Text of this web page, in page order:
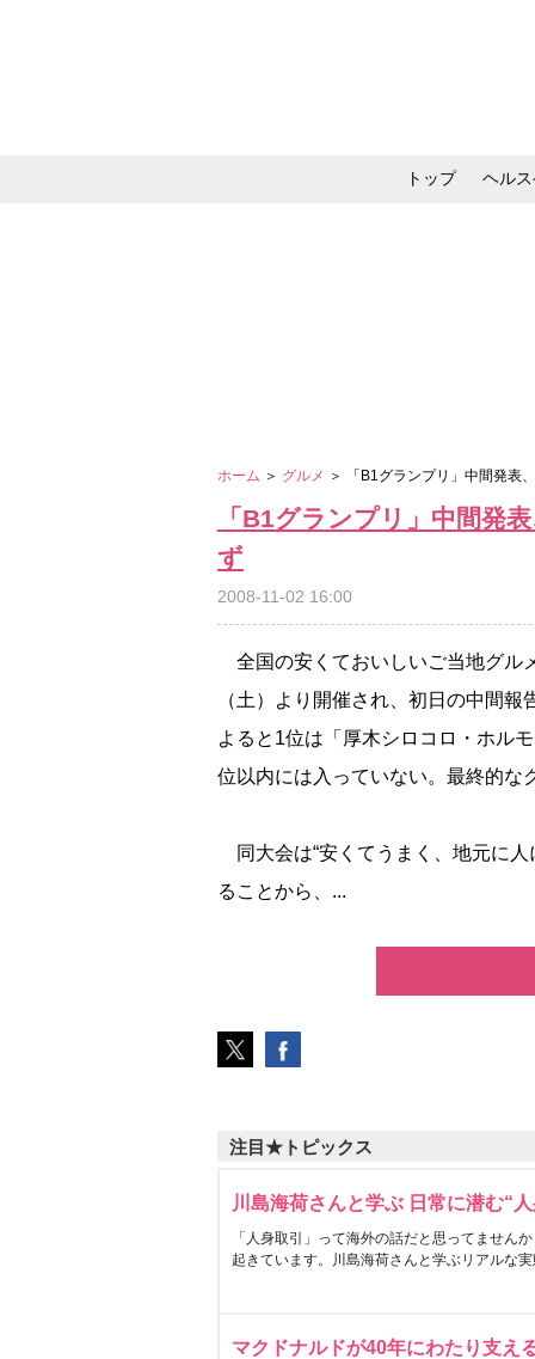
トップ ヘル
ホーム ＞ グルメ ＞ 「B1グランプリ」中間発表
「B1グランプリ」中間発
ず
2008-11-02 16:00
全国の安くておいしいご当地グル
（土）より開催され、初日の中間
よると1位は「厚木シロコロ・ホル
位以内には入っていない。最終的な
同大会は“安くてうまく、地元に人
ることから、...
注目★トピックス
川島海荷さんと学ぶ 日常に潜む“
「人身取引」って海外の話だと思ってません
起きています。川島海荷さんと学ぶリアルな
マクドナルドが40年にわたり支え